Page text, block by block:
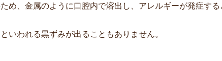
め、金属のように口腔内で溶出し、アレルギーが発症す
いわれる黒ずみが出ることもありません。